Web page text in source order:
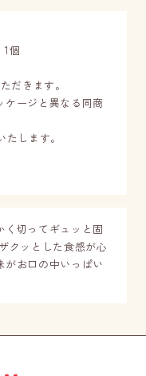
個
だきます。
ージと異なる同商
します。
く切ってギュッと固
クッとした食感が心
がお口の中いっぱい